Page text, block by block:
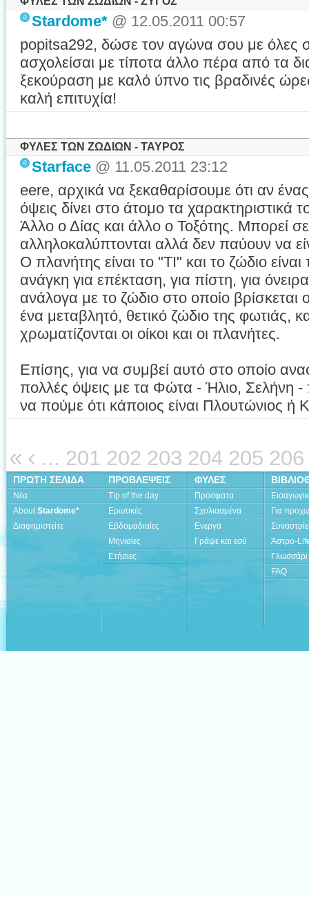
Stardome* @ 12.05.2011 00:57
popitsa292, δώσε τον αγώνα σου με όλες
ασχολείσαι με τίποτα άλλο πέρα από τα
ξεκούραση με καλό ύπνο τις βραδινές
καλή επιτυχία!
ΦΥΛΕΣ ΤΩΝ ΖΩΔΙΩΝ - ΤΑΥΡΟΣ
Starface @ 11.05.2011 23:12
eere, αρχικά να ξεκαθαρίσουμε ότι αν
όψεις δίνει στο άτομο τα χαρακτηριστικά
Άλλο ο Δίας και άλλο ο Τοξότης. Μπορεί
αλληλοκαλύπτονται αλλά δεν παύουν να
Ο πλανήτης είναι το "ΤΙ" και το ζώδιο
ανάγκη για επέκταση, για πίστη, για
ανάλογα με το ζώδιο στο οποίο βρίσκεται
ένα μεταβλητό, θετικό ζώδιο της φωτιάς,
χρωματίζονται οι οίκοι και οι πλανήτες.
Επίσης, για να συμβεί αυτό στο οποίο
πολλές όψεις με τα Φώτα - Ήλιο, Σελήνη
να πούμε ότι κάποιος είναι Πλουτώνιος ή
« ‹ ... 201 202 203 204 205 206
ΠΡΩΤΗ ΣΕΛΙΔΑ
Νέα
AboutStardome*
Διαφημιστείτε
ΠΡΟΒΛΕΨΕΙΣ
Tip of the day
Ερωτικές
Εβδομαδιαίες
Μηνιαίες
Ετήσιες
ΦΥΛΕΣ
Πρόσφατα
Σχολιασμένα
Ενεργά
Γράψε και εσύ
Για
Άστρο-
Γλωσσάρι
FAQ